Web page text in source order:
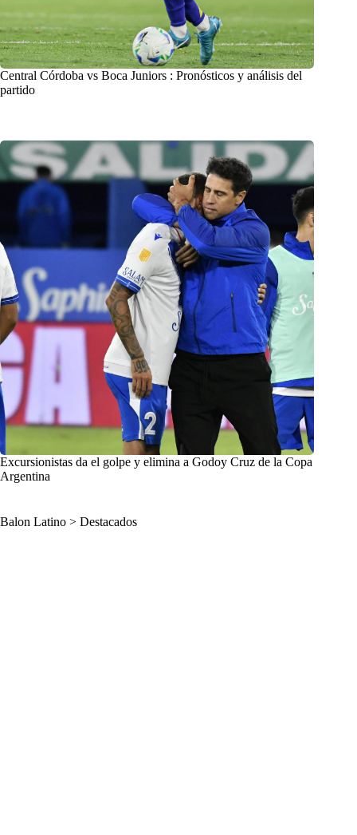
Central Córdoba vs Boca Juniors : Pronósticos y análisis del
partido
Excursionistas da el golpe y elimina a Godoy Cruz de la Copa
Argentina
Balon Latino > Destacados